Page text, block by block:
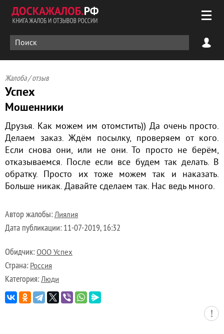
Жалоба / отзыв
Успех
Мошенники
Друзья. Как можем им отомстить)) Да очень просто.
Делаем заказ. Ждём посылку, проверяем от кого.
Если снова они, или не они. То просто не берём,
отказываемся. После если все будем так делать. В
обратку. Просто их тоже можем так и наказать.
Больше никак. Давайте сделаем так. Нас ведь много.
Автор жалобы: Лиялия
Дата публикации: 11-07-2019, 16:32
Обидчик: ООО Успех
Страна: Россия
Категория: Люди